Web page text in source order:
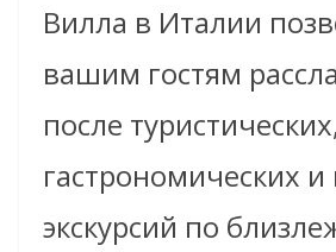
Вилла в Италии
вашим гостям
после
гастрономических
экскурсий по